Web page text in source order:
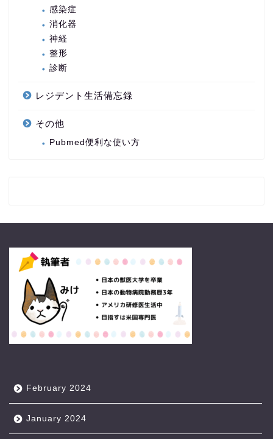
感染症
消化器
神経
整形
診断
レジデント生活備忘録
その他
Pubmed便利な使い方
February 2024
January 2024